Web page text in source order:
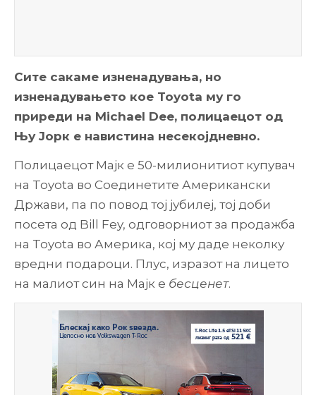
Сите сакаме изненадувања, но
изненадувањето кое Toyota му го
приреди на Michael Dee, полицаецот од
Њу Јорк е навистина несекојдневно.
Полицаецот Мајк е 50-милионитиот купувач
на Toyota во Соединетите Американски
Држави, па по повод тој јубилеј, тој доби
посета од Bill Fey, одговорниот за продажба
на Toyota во Америка, кој му даде неколку
вредни подароци. Плус, изразот на лицето
на малиот син на Мајк е бесценет.